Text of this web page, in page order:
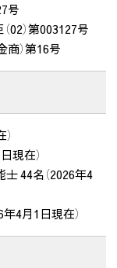
号
02）第003127号
）第16号
現在）
44名（2026年4
4月1日現在）